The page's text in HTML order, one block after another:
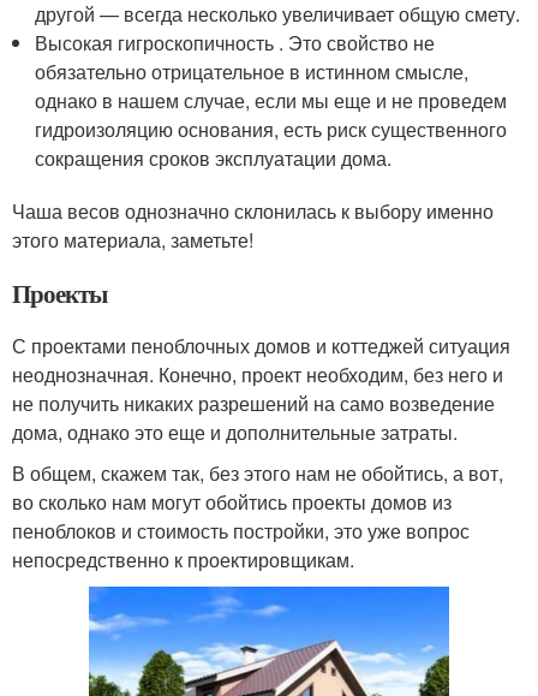
другой — всегда несколько увеличивает общую смету.
Высокая гигроскопичность . Это свойство не
обязательно отрицательное в истинном смысле,
однако в нашем случае, если мы еще и не проведем
гидроизоляцию основания, есть риск существенного
сокращения сроков эксплуатации дома.
Чаша весов однозначно склонилась к выбору именно
этого материала, заметьте!
Проекты
С проектами пеноблочных домов и коттеджей ситуация
неоднозначная. Конечно, проект необходим, без него и
не получить никаких разрешений на само возведение
дома, однако это еще и дополнительные затраты.
В общем, скажем так, без этого нам не обойтись, а вот,
во сколько нам могут обойтись проекты домов из
пеноблоков и стоимость постройки, это уже вопрос
непосредственно к проектировщикам.